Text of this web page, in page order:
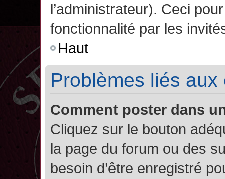
l’administrateur). Ceci
fonctionnalité par les
Haut
Problèmes liés
Comment poster dans
Cliquez sur le bouton
la page du forum ou des
besoin d’être enregistré